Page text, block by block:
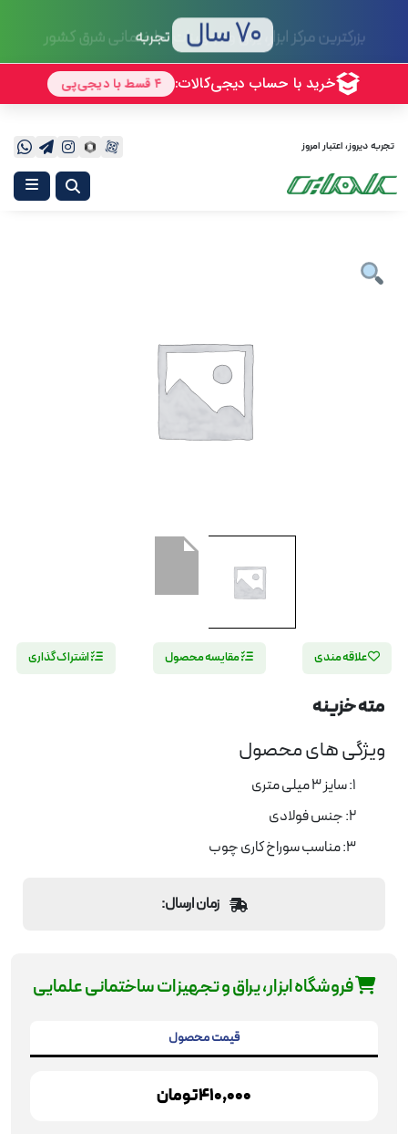
70 سال تجربه
تجربه دیروز، اعتبار امروز
علاقه مندی مقایسه محصول اشتراک گذاری
مته خزینه
ویژگی های محصول
1: سایز 3 میلی متری
2: جنس فولادی
3: مناسب سوراخ کاری چوب
زمان ارسال:
فروشگاه ابزار، یراق و تجهیزات ساختمانی علمایی
قیمت محصول
410,000تومان